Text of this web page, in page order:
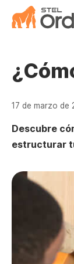
17 de marzo de
Descubre
estructurar